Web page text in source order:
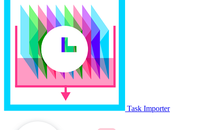
Task Importer